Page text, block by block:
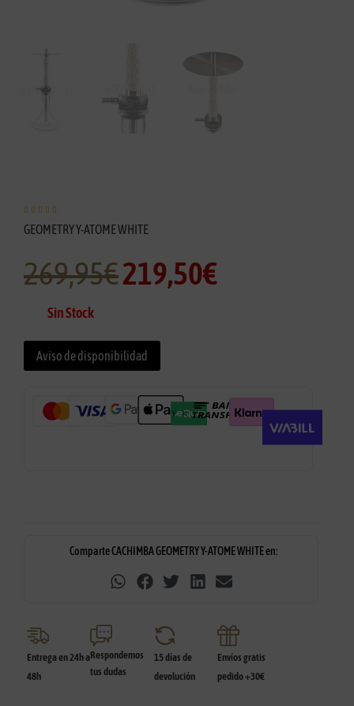
    
GEOMETRY Y-ATOME WHITE
269,95€219,50€
Sin Stock
Aviso de disponibilidad
Entrega en 24h a
48h
Respondemos
tus dudas
15 días de
devolución
Envíos gratis
pedido +30€
Comparte CACHIMBA GEOMETRY Y-ATOME WHITE en: